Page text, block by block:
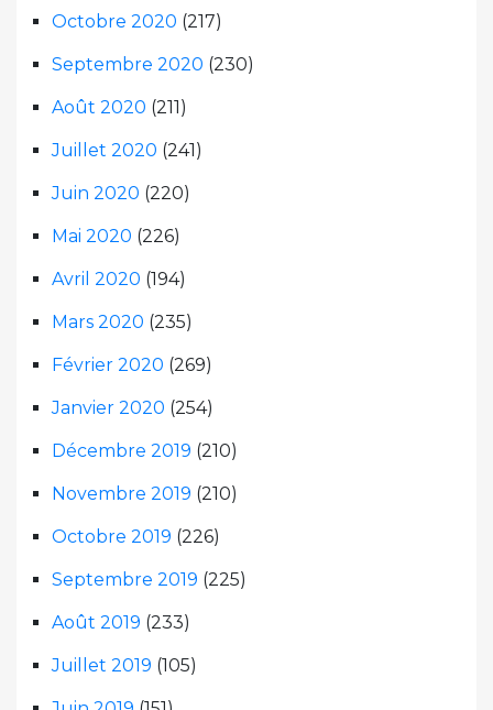
Octobre 2020 (217)
Septembre 2020 (230)
Août 2020 (211)
Juillet 2020 (241)
Juin 2020 (220)
Mai 2020 (226)
Avril 2020 (194)
Mars 2020 (235)
Février 2020 (269)
Janvier 2020 (254)
Décembre 2019 (210)
Novembre 2019 (210)
Octobre 2019 (226)
Septembre 2019 (225)
Août 2019 (233)
Juillet 2019 (105)